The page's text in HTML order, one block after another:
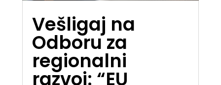
Vešligaj na
Odboru za
regionalni
razvoj: “EU